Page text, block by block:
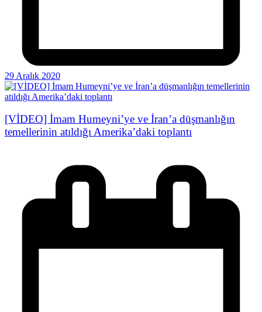
29 Aralık 2020
[VİDEO] İmam Humeyni’ye ve İran’a düşmanlığın
temellerinin atıldığı Amerika’daki toplantı